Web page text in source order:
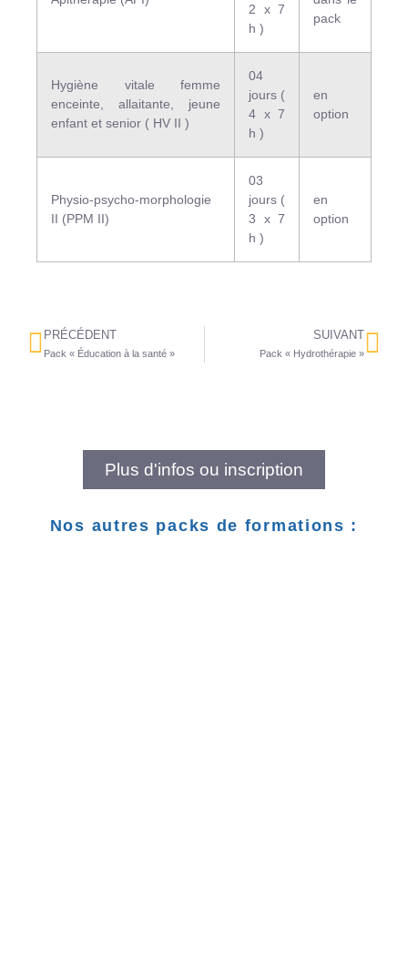
2 x 7
h )
pack
Hygiène vitale femme
enceinte, allaitante, jeune
enfant et senior ( HV II )
04
jours (
4 x 7
h )
en
option
Physio-psycho-morphologie
II (PPM II)
03
jours (
3 x 7
h )
en
option
PRÉCÉDENT
Pack « Éducation à la santé »
SUIVANT
Pack « Hydrothérapie »
Plus d'infos ou inscription
Nos autres packs de formations :